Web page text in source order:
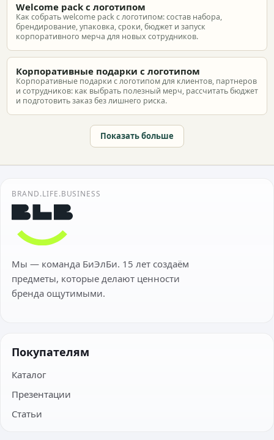
Welcome pack с логотипом
Как собрать welcome pack с логотипом: состав набора,
брендирование, упаковка, сроки, бюджет и запуск
корпоративного мерча для новых сотрудников.
Корпоративные подарки с логотипом
Корпоративные подарки с логотипом для клиентов, партнеров
и сотрудников: как выбрать полезный мерч, рассчитать бюджет
и подготовить заказ без лишнего риска.
Показать больше
BRAND.LIFE.BUSINESS
Мы — команда БиЭлБи. 15 лет создаём
предметы, которые делают ценности
бренда ощутимыми.
Покупателям
Каталог
Презентации
Статьи